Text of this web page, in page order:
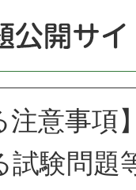
注意事項
験問題